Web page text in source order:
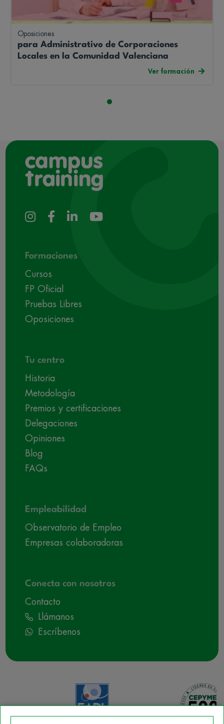
Oposiciones
para Administrativo de Corporaciones
Locales en la Comunidad Valenciana
Ver formación
Formaciones
Cursos
FP Oficial
Pruebas Libres
Oposiciones
Tu centro
Historia
Metodología
Premios y certificaciones
Delegaciones
Opiniones
Blog
FAQs
Empleabilidad
Observatorio de Empleo
Empresas colaboradoras
Conecta con nosotros
Contacto
Llámanos
Escríbenos